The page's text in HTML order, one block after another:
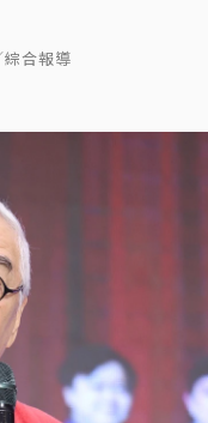
合報導